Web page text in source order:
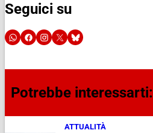
Seguici su
Potrebbe interessarti:
ATTUALITÀ